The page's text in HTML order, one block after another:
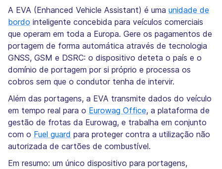
A EVA (Enhanced Vehicle Assistant) é uma unidade de
bordo inteligente concebida para veículos comerciais
que operam em toda a Europa. Gere os pagamentos de
portagem de forma automática através de tecnologia
GNSS, GSM e DSRC: o dispositivo deteta o país e o
domínio de portagem por si próprio e processa os
cobros sem que o condutor tenha de intervir.
Além das portagens, a EVA transmite dados do veículo
em tempo real para o Eurowag Office, a plataforma de
gestão de frotas da Eurowag, e trabalha em conjunto
com o Fuel guard para proteger contra a utilização não
autorizada de cartões de combustível.
Em resumo: um único dispositivo para portagens,